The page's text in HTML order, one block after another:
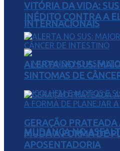
INTERNACIONAIS
MUDANÇA NO
VITÓRIA DA VIDA:
INÉDITO CONTRA A
ALERTA NO SUS:
SINTOMAS DE
GERAÇÃO
MUDA A FORMA DE
APOSENTADORIA